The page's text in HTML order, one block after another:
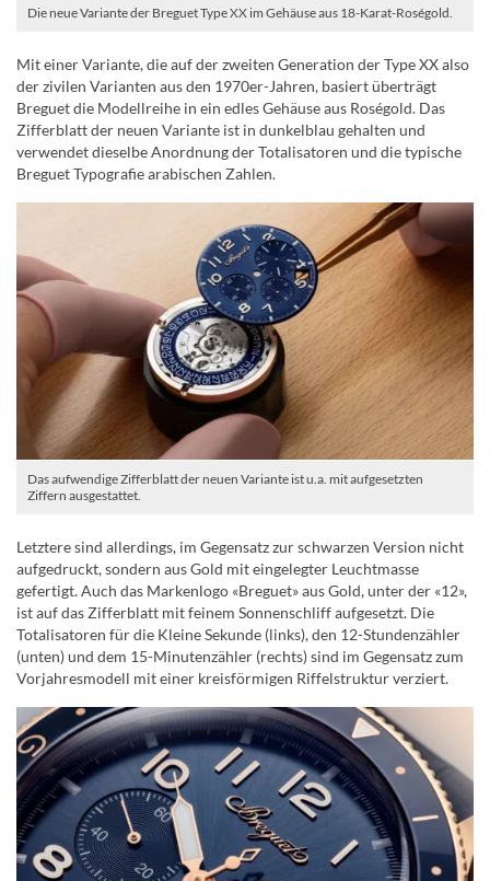
Die neue Variante der Breguet Type XX im Gehäuse aus 18-Karat-Roségold.
Mit einer Variante, die auf der zweiten Generation der Type XX also
der zivilen Varianten aus den 1970er-Jahren, basiert überträgt
Breguet die Modellreihe in ein edles Gehäuse aus Roségold. Das
Zifferblatt der neuen Variante ist in dunkelblau gehalten und
verwendet dieselbe Anordnung der Totalisatoren und die typische
Breguet Typografie arabischen Zahlen.
Das aufwendige Zifferblatt der neuen Variante ist u.a. mit aufgesetzten
Ziffern ausgestattet.
Letztere sind allerdings, im Gegensatz zur schwarzen Version nicht
aufgedruckt, sondern aus Gold mit eingelegter Leuchtmasse
gefertigt. Auch das Markenlogo «Breguet» aus Gold, unter der «12»,
ist auf das Zifferblatt mit feinem Sonnenschliff aufgesetzt. Die
Totalisatoren für die Kleine Sekunde (links), den 12-Stundenzähler
(unten) und dem 15-Minutenzähler (rechts) sind im Gegensatz zum
Vorjahresmodell mit einer kreisförmigen Riffelstruktur verziert.